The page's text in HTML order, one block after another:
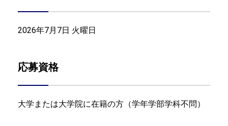
2026年7月7日 火曜日
応募資格
大学または大学院に在籍の方（学年学部学科不問）